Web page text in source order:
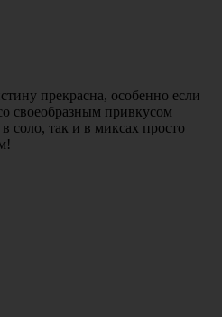
прекрасна, особенно если
своеобразным привкусом
соло, так и в миксах просто